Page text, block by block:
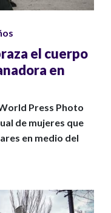
el cuerpo
en
Press Photo
de mujeres que
en medio del